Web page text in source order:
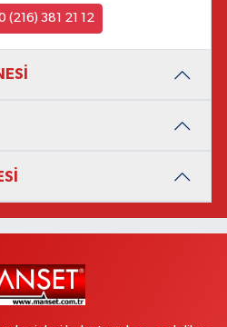
(216) 381 21 12